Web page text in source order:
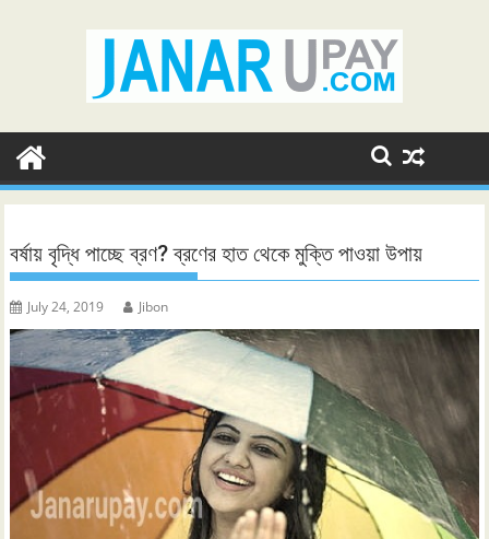
বর্ষায় বৃদ্ধি পাচ্ছে ব্রণ? ব্রণের হাত থেকে মুক্তি পাওয়া উপায়
July 24, 2019 Jibon